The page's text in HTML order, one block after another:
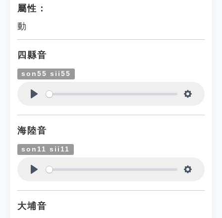
屬性：
動
四縣音
son55 sii55
海陸音
son11 sii11
大埔音